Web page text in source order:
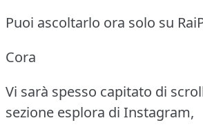
Puoi ascoltarlo ora solo su
Cora
Vi sarà spesso capitato di
sezione esplora di Instagram,